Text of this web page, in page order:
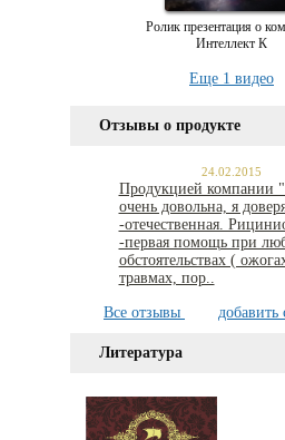
Ролик презентация о
Интеллект К
Еще 1 видео
Отзывы о продукте
24.02.2015
Продукцией компании
очень довольна, я
-отечественная.
-первая помощь при
обстоятельствах (
травмах, пор..
Все отзывы добавить
Литература